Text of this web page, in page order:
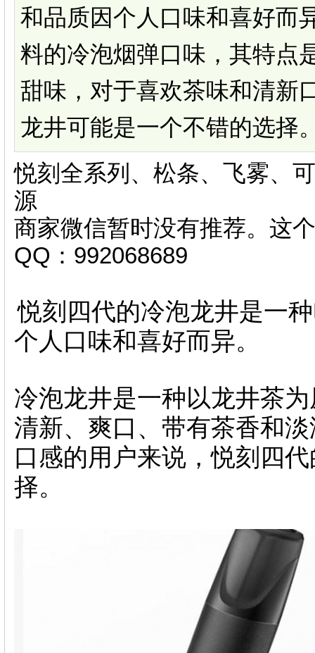
和品质因个人口味和喜好而
料的冷泡烟弹口味，其特点
甜味，对于喜欢茶味和清新
龙井可能是一个不错的选择
悦刻全系列、松条、飞雾、
源
商家微信暂时没有推荐。这
QQ：992068689
悦刻四代的冷泡龙井是一
个人口味和喜好而异。
冷泡龙井是一种以龙井茶
清新、爽口、带有茶香和
口感的用户来说，悦刻四
择。